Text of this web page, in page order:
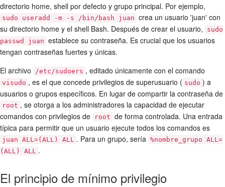
directorio home, shell por defecto y grupo principal. Por ejemplo,
sudo useradd -m -s /bin/bash juan crea un usuario 'juan' con
su directorio home y el shell Bash. Después de crear el usuario,
sudo
passwd juan establece su contraseña. Es crucial que los usuarios
tengan contraseñas fuertes y únicas.
El archivo
/etc/sudoers , editado únicamente con el comando
visudo , es el que concede privilegios de superusuario ( sudo ) a
usuarios o grupos específicos. En lugar de compartir la contraseña de
root , se otorga a los administradores la capacidad de ejecutar
comandos con privilegios de
root de forma controlada. Una entrada
típica para permitir que un usuario ejecute todos los comandos es
juan ALL=(ALL) ALL . Para un grupo, sería %nombre_grupo ALL=
(ALL) ALL
.
El principio de mínimo privilegio